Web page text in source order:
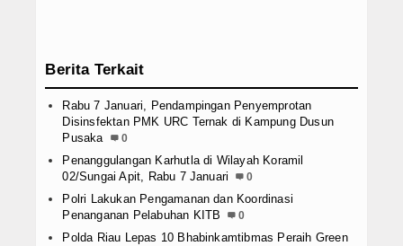
Berita Terkait
Rabu 7 Januari, Pendampingan Penyemprotan
Disinsfektan PMK URC Ternak di Kampung Dusun
Pusaka
0
Penanggulangan Karhutla di Wilayah Koramil
02/Sungai Apit, Rabu 7 Januari
0
Polri Lakukan Pengamanan dan Koordinasi
Penanganan Pelabuhan KITB
0
Polda Riau Lepas 10 Bhabinkamtibmas Peraih Green